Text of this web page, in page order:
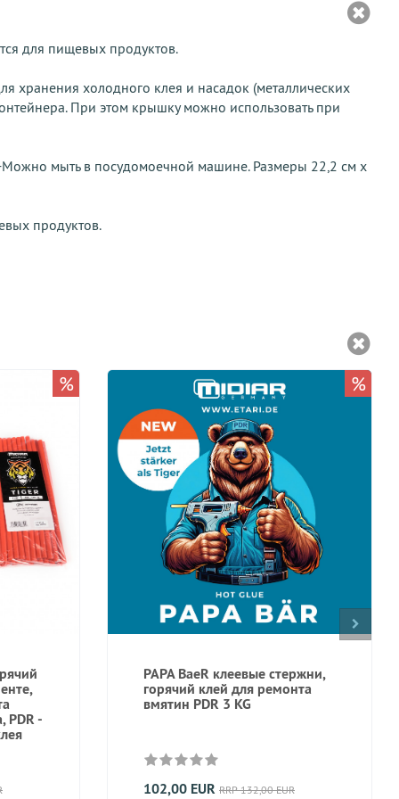
для пищевых продуктов.
хранения холодного клея и насадок (металлических
При этом крышку можно использовать при
мыть в посудомоечной машине. Размеры 22,2 см x
продуктов.
PDR -
%
PAPA BaeR клеевые стержни,
горячий клей для ремонта
вмятин PDR 3 KG
102,00 EUR RRP 132,00 EUR
%